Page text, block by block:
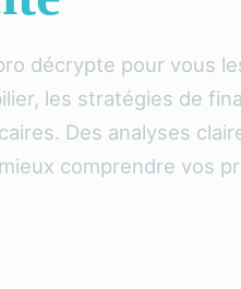
décrypte pour vous
les stratégies de
Des analyses
comprendre vos